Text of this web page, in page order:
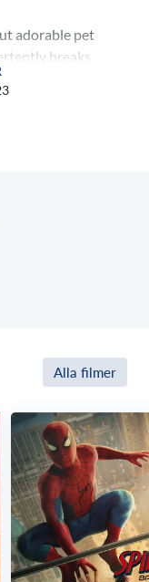
adorable pet
breaks
Mogwai,
on a small
Alla filmer